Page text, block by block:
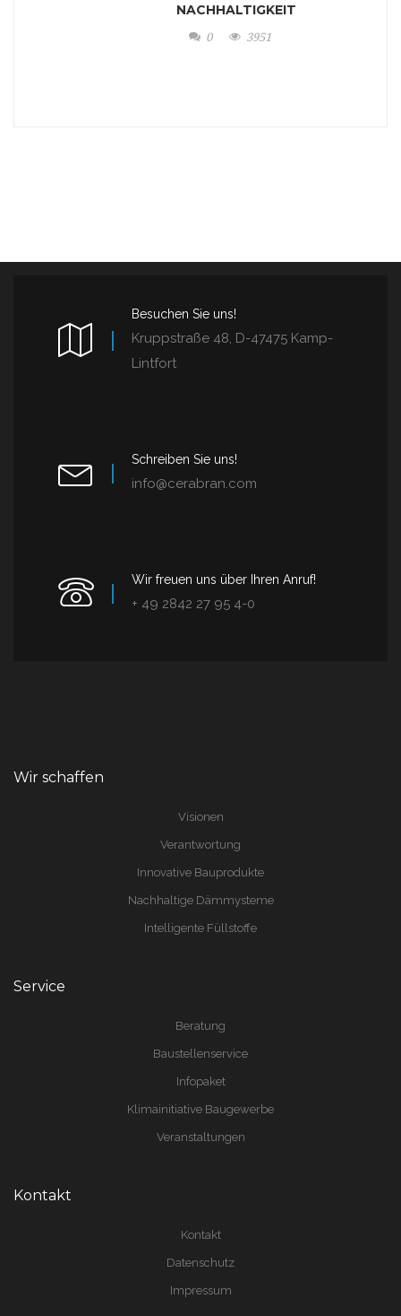
NACHHALTIGKEIT
0 3951
Besuchen Sie uns!
Kruppstraße 48, D-47475 Kamp-
Lintfort
Schreiben Sie uns!
info@cerabran.com
Wir freuen uns über Ihren Anruf!
+ 49 2842 27 95 4-0
Wir schaffen
Visionen
Verantwortung
Innovative Bauprodukte
Nachhaltige Dämmysteme
Intelligente Füllstoffe
Service
Beratung
Baustellenservice
Infopaket
Klimainitiative Baugewerbe
Veranstaltungen
Kontakt
Kontakt
Datenschutz
Impressum